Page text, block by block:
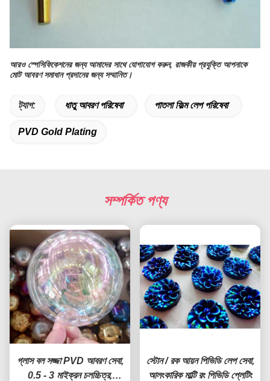
আরও স্পেসিফিকেশনের জন্য আমাদের সাথে যোগাযোগ করুন, রাজকীয় প্রযুক্তি আপনাকে
মোট আবরণ সমাধান প্রদানের জন্য সম্মানিত।
ট্যাগ: ধাতু আবরণ পরিষেবা পাতলা ফিল্ম লেপ পরিষেবা
PVD Gold Plating
সম্পর্কিত পণ্য
গ্লাস বল সজ্জা PVD আবরণ সেবা,
0.5 - 3 মাইক্রন চলচ্চিত্র,
স্টোন / রক আয়ন পিভিডি লেপ সেবা,
আলংকারিক মাল্টি রং পিভিডি প্লেটিং